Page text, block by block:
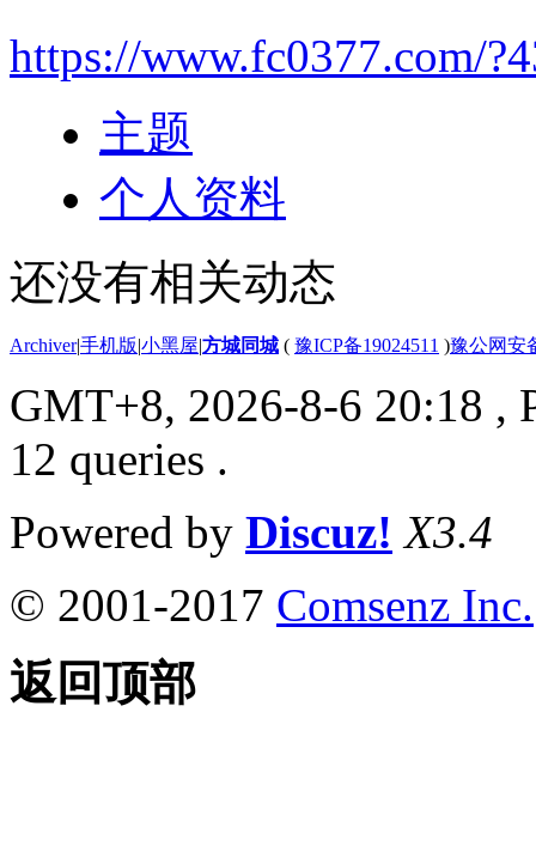
https://www.fc0377.com/
主题
个人资料
还没有相关动态
Archiver|手机版|小黑屋|方城同城 ( 豫ICP备19024511 )豫公网安
GMT+8, 2026-8-6 20:18 ,
12 queries .
Powered by Discuz! X3.4
© 2001-2017 Comsenz Inc.
返回顶部